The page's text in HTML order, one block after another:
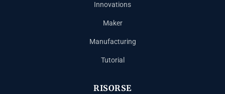
Innovations
Maker
Manufacturing
Tutorial
RISORSE